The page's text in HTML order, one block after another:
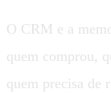
O CRM e a
quem comprou,
quem precisa de